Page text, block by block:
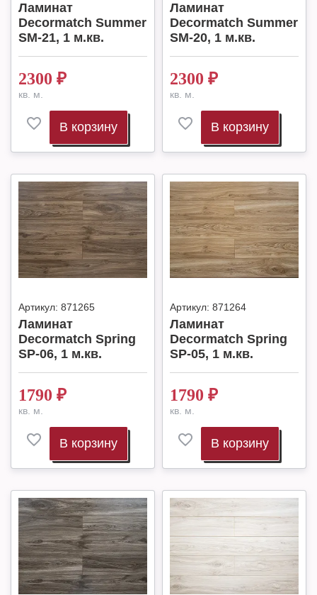
Ламинат
Decormatch Summer
SM-21, 1 м.кв.
2300 ₽
кв. м.
В корзину
Ламинат
Decormatch Summer
SM-20, 1 м.кв.
2300 ₽
кв. м.
В корзину
Артикул: 871265
Ламинат
Decormatch Spring
SP-06, 1 м.кв.
1790 ₽
кв. м.
В корзину
Артикул: 871264
Ламинат
Decormatch Spring
SP-05, 1 м.кв.
1790 ₽
кв. м.
В корзину